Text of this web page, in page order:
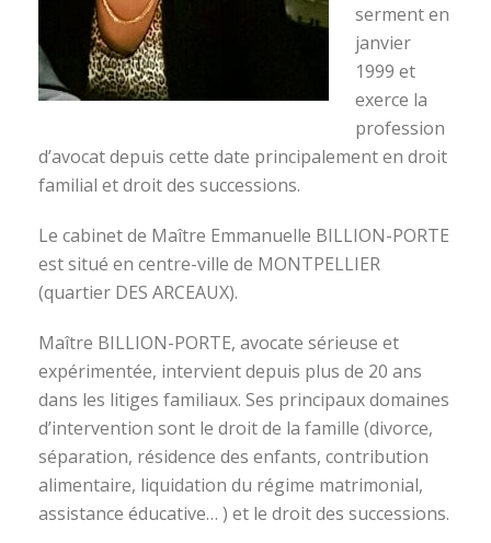
serment en
janvier
1999 et
exerce la
profession
d’avocat depuis cette date principalement en droit
familial et droit des successions.
Le cabinet de Maître Emmanuelle BILLION-PORTE
est situé en centre-ville de MONTPELLIER
(quartier DES ARCEAUX).
Maître BILLION-PORTE, avocate sérieuse et
expérimentée, intervient depuis plus de 20 ans
dans les litiges familiaux. Ses principaux domaines
d’intervention sont le droit de la famille (divorce,
séparation, résidence des enfants, contribution
alimentaire, liquidation du régime matrimonial,
assistance éducative… ) et le droit des successions.